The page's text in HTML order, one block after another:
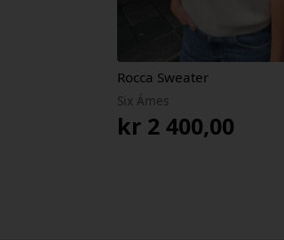
Rocca Sweater
Six Ámes
kr 2 400,00